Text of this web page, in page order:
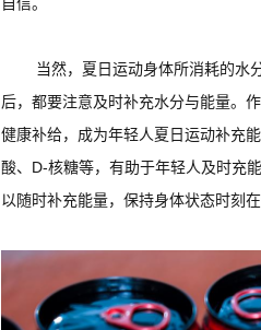
自信。
当然，夏日运动身体所消耗的水
后，都要注意及时补充水分与能量。
健康补给，成为年轻人夏日运动补充
酸、D-核糖等，有助于年轻人及时充
以随时补充能量，保持身体状态时刻